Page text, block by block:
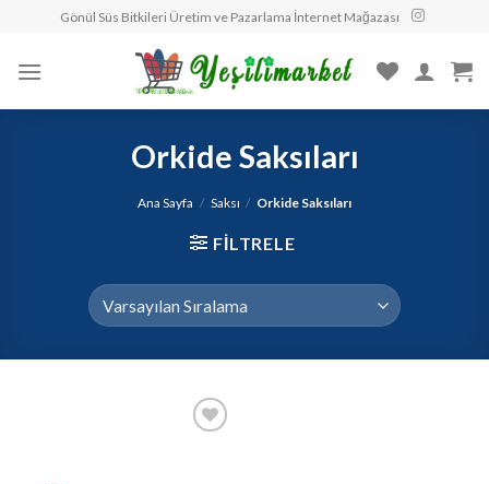
content
Gönül Süs Bitkileri Üretim ve Pazarlama İnternet Mağazası
Orkide Saksıları
Ana Sayfa / Saksı / Orkide Saksıları
FILTRELE